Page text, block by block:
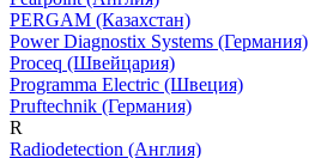
PERGAM (Казахстан)
Power Diagnostix Systems (Германия)
Proceq (Швейцария)
Programma Electric (Швеция)
Pruftechnik (Германия)
R
Radiodetection (Англия)